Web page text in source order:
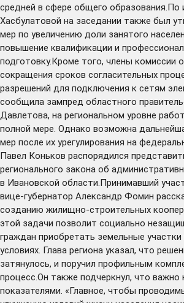
средней в сфере общего образования.По
Хасбулатовой на заседании также был
мер по увеличению доли занятого
повышение квалификации и
подготовку.Кроме того, члены комиссии
сокращения сроков согласительных
разрешений для подключения к сетям
сообщила зампред областного
Давлетова, на региональном уровне
полной мере. Однако возможна
мер после их урегулирования на
Павел Коньков распорядился
регионального закона об
в Ивановской области.Принимавший
вице-губернатор Александр Фомин
созданию жилищно-строительных
этой задачи позволит социально
граждан приобретать земельные участки
условиях. Глава региона указал, что
затянулось, и поручил профильным
процесс.Он также подчеркнул, что важно
показателями. «Главное, чтобы